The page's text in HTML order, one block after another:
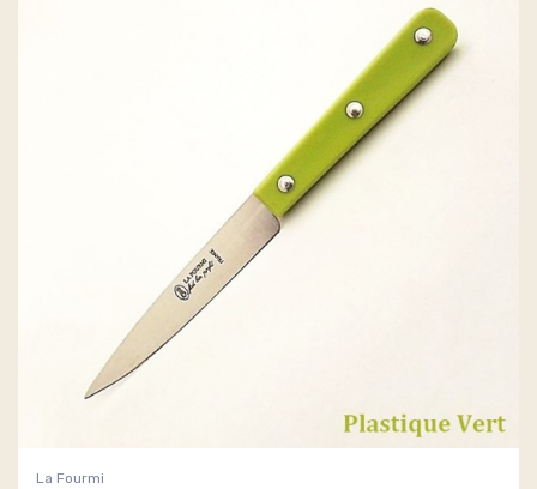
La Fourmi